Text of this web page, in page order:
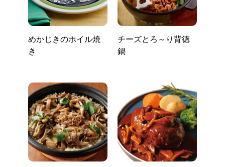
めかじきのホイル焼
き
チーズとろ～り背徳
鍋